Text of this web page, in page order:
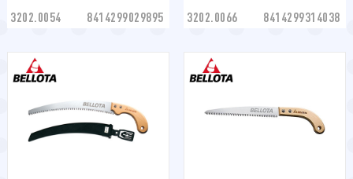
3202.0054 8414299029895 3202.0066 8414299314038